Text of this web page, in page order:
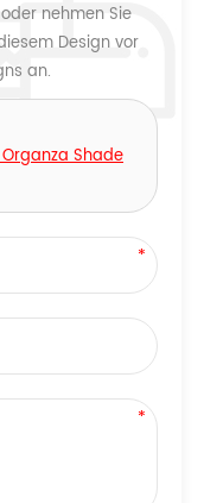
nehmen Sie
Design vor
an.
Shade